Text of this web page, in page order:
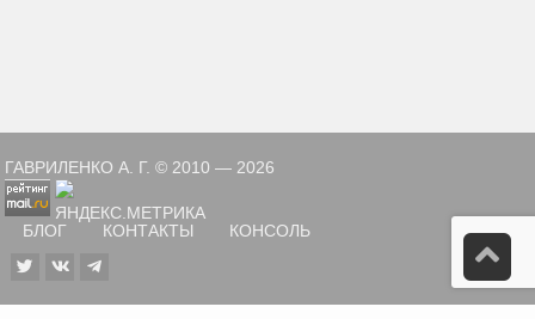
ГАВРИЛЕНКО А. Г. © 2010 — 2026
БЛОГ КОНТАКТЫ КОНСОЛЬ